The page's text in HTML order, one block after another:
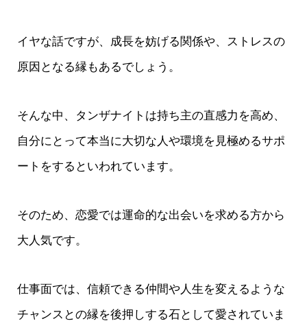
イヤな話ですが、成長を妨げる関係や、ストレスの
原因となる縁もあるでしょう。
そんな中、タンザナイトは持ち主の直感力を高め、
自分にとって本当に大切な人や環境を見極めるサポ
ートをするといわれています。
そのため、恋愛では運命的な出会いを求める方から
大人気です。
仕事面では、信頼できる仲間や人生を変えるような
チャンスとの縁を後押しする石として愛されていま